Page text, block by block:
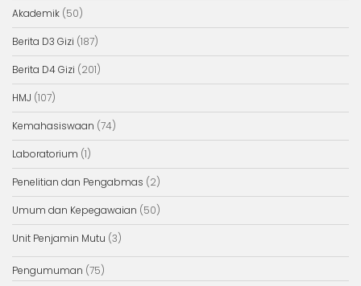
Akademik (50)
Berita D3 Gizi (187)
Berita D4 Gizi (201)
HMJ (107)
Kemahasiswaan (74)
Laboratorium (1)
Penelitian dan Pengabmas (2)
Umum dan Kepegawaian (50)
Unit Penjamin Mutu (3)
Pengumuman (75)